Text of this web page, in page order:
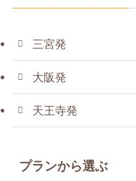
三宮発
大阪発
天王寺発
プランから選ぶ